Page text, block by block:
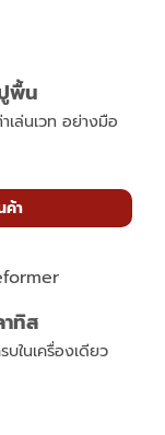
พื้น
เล่นเวท อย่างมือ
ค้า
ทิส
ในเครื่องเดียว